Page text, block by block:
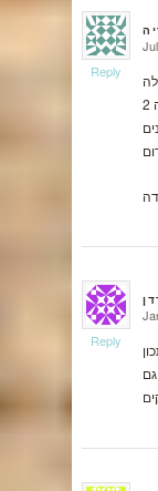
says:
הלכתי לחנות אלכוהול ואמרו לי ש’ליקר’ ו’רום’ זה 2
Reply
says:
Reply